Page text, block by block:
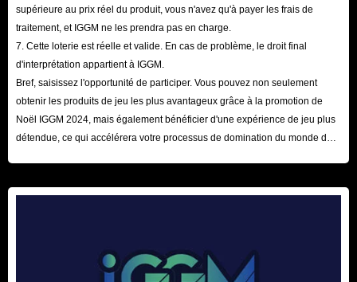
supérieure au prix réel du produit, vous n'avez qu'à payer les frais de
traitement, et IGGM ne les prendra pas en charge.
7. Cette loterie est réelle et valide. En cas de problème, le droit final
d'interprétation appartient à IGGM.
Bref, saisissez l'opportunité de participer. Vous pouvez non seulement
obtenir les produits de jeu les plus avantageux grâce à la promotion de
Noël IGGM 2024, mais également bénéficier d'une expérience de jeu plus
détendue, ce qui accélérera votre processus de domination du monde du